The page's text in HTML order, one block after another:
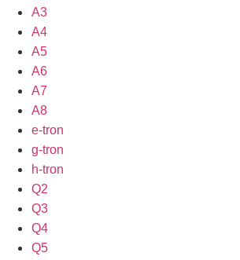
A3
A4
A5
A6
A7
A8
e-tron
g-tron
h-tron
Q2
Q3
Q4
Q5